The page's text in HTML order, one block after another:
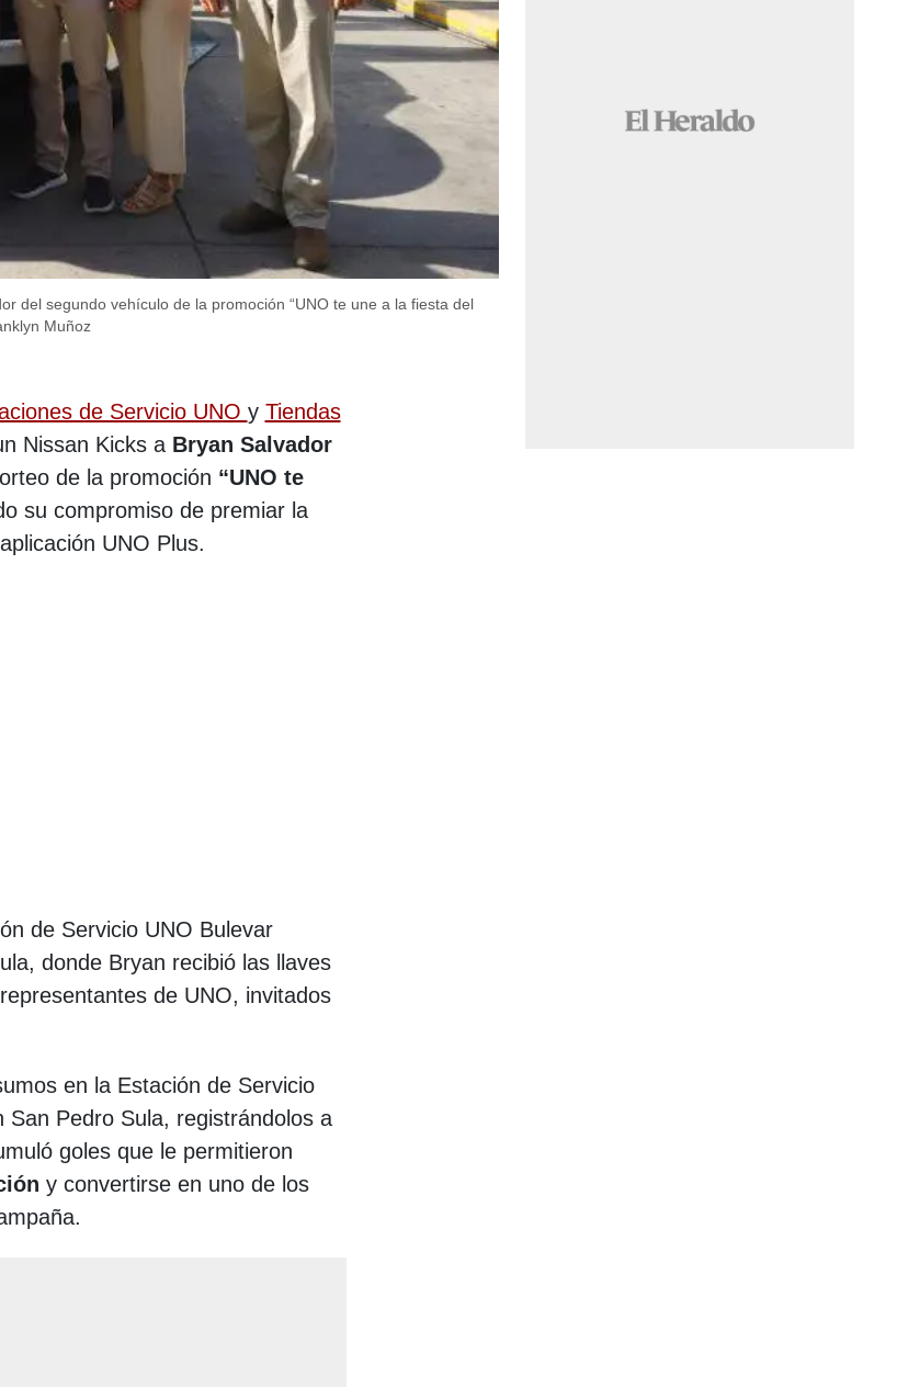
del segundo vehículo de la promoción “UNO te une a la fiesta del
Muñoz
de Servicio UNO y Tiendas
Nissan Kicks a Bryan Salvador
de la promoción “UNO te
su compromiso de premiar la
UNO Plus.
de Servicio UNO Bulevar
donde Bryan recibió las llaves
de UNO, invitados
en la Estación de Servicio
Pedro Sula, registrándolos a
goles que le permitieron
y convertirse en uno de los